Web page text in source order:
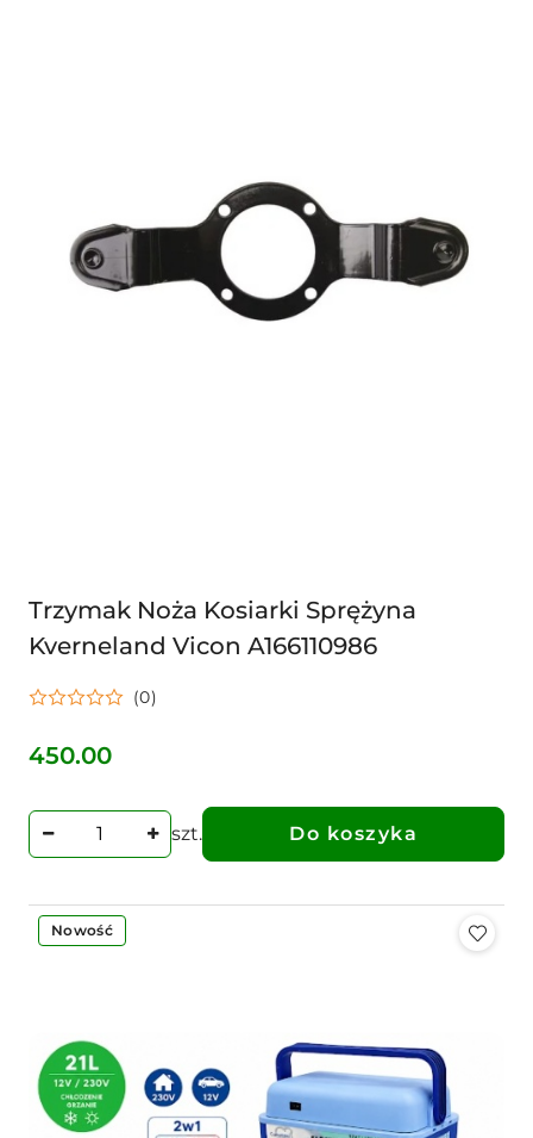
Trzymak Noża Kosiarki Sprężyna
Kverneland Vicon A166110986
(0)
Cena:
450.00
szt. Do koszyka
Nowość